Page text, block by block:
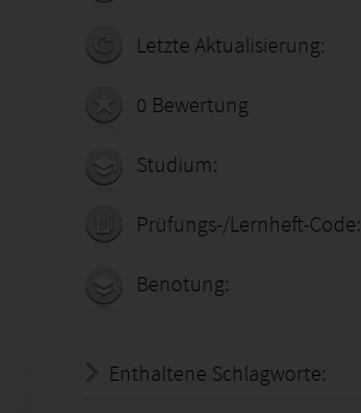
Letzte Aktualisierung:
0 Bewertung
Studium:
Prüfungs-/Lernheft-Code:
Benotung:
Enthaltene Schlagworte: